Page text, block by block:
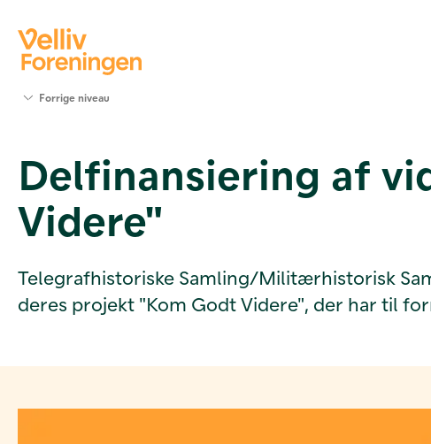
Værktøjer
og viden
Om Velliv
Foreningen
Forrige niveau
Delfinansiering af
Videre"
Telegrafhistoriske Samling/Militærhistorisk
deres projekt "Kom Godt Videre", der har til